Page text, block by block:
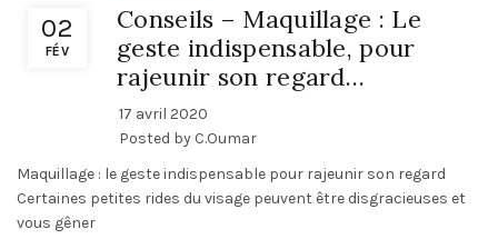
02
FÉV
Conseils – Maquillage : Le
geste indispensable, pour
rajeunir son regard…
17 avril 2020
Posted by C.Oumar
Maquillage : le geste indispensable pour rajeunir son regard
Certaines petites rides du visage peuvent être disgracieuses et
vous gêner